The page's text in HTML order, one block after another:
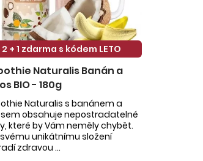
2 + 1 zdarma s kódem LETO
Naturalis Banán a
BIO - 180g
Naturalis s banánem a
obsahuje nepostradatelné
které by Vám neměly chybět.
unikátnímu složení
zdravou ...